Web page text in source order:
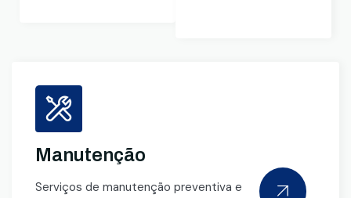
Manutenção
Serviços de manutenção preventiva e